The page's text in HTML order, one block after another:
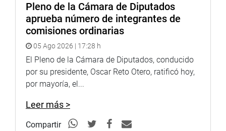
Facebook:https://www.facebook.com/congresoperu
Twitter:https://twitter.com/congresoperu
Youtube:http://www.youtube.com/congresoperu
<http://www.youtube.com/congresoperu>
<https://soundcloud.com/radiocongreso>
Sistema de Archivo Fotográfico (SAF):
Pleno de la Cámara de Diputados
aprueba número de integrantes de
comisiones ordinarias
05 Ago 2026 | 17:28 h
El Pleno de la Cámara de Diputados, conducido
por su presidente, Oscar Reto Otero, ratificó hoy,
por mayoría, el...
Leer más >
Compartir